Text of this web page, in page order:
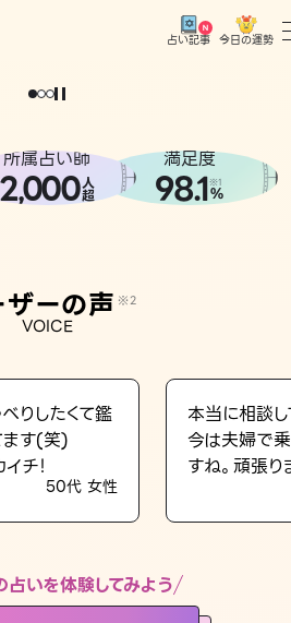
占い記事 今日の運勢
します
どうせなら
。
所属占い師
2,000人
超
満足度
98.1※1
%
ザーの声 ※2
VOICE
りしたくて鑑
ます(笑)
チ！
50代 女性
本当に相談し
今は夫婦で
すね。頑張り
いを体験してみよう